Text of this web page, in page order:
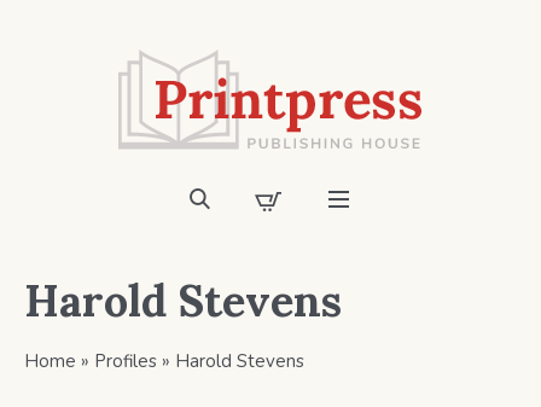
Harold Stevens
Home » Profiles » Harold Stevens